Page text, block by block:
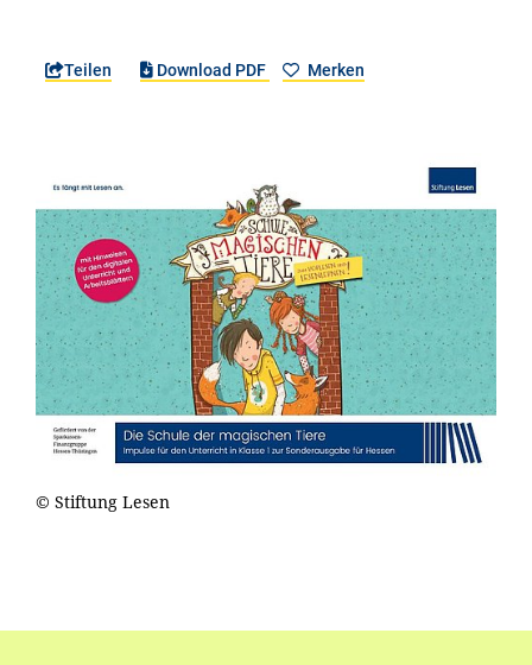
Teilen Download PDF Merken
© Stiftung Lesen